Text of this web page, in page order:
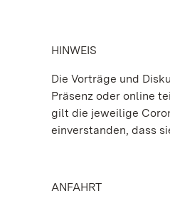
HINWEIS
Die Vorträge und
Präsenz oder online
gilt die jeweilige
einverstanden, dass
ANFAHRT